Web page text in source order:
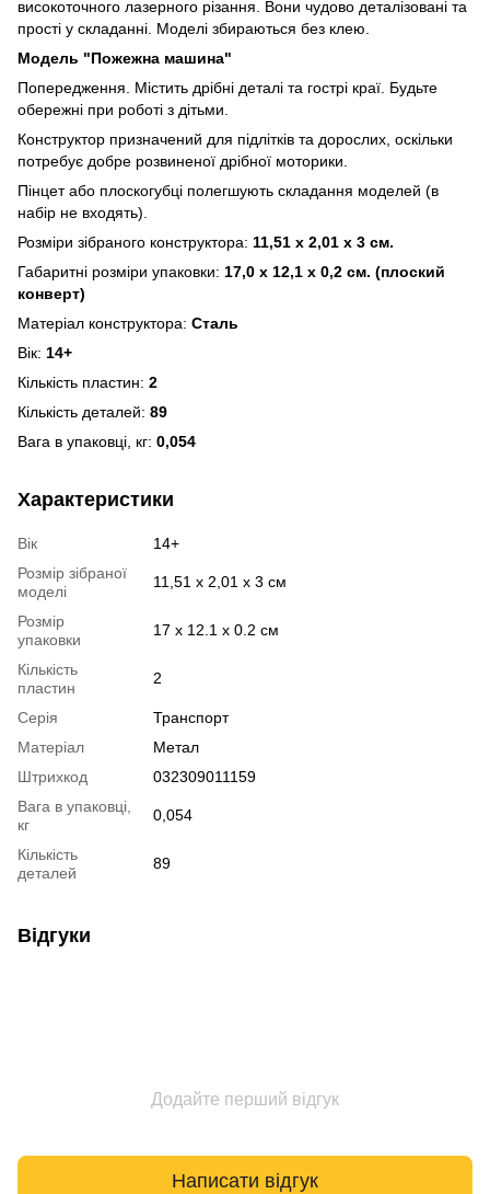
високоточного лазерного різання. Вони чудово деталізовані та
прості у складанні. Моделі збираються без клею.
Модель "Пожежна машина"
Попередження. Містить дрібні деталі та гострі краї. Будьте
обережні при роботі з дітьми.
Конструктор призначений для підлітків та дорослих, оскільки
потребує добре розвиненої дрібної моторики.
Пінцет або плоскогубці полегшують складання моделей (в
набір не входять).
Розміри зібраного конструктора: 11,51 х 2,01 х 3 см.
Габаритні розміри упаковки: 17,0 х 12,1 х 0,2 см. (плоский
конверт)
Матеріал конструктора: Сталь
Вік: 14+
Кількість пластин: 2
Кількість деталей: 89
Вага в упаковці, кг: 0,054
Характеристики
Вік
14+
Розмір зібраної
моделі
11,51 х 2,01 х 3 см
Розмір
упаковки
17 х 12.1 х 0.2 см
Кількість
пластин
2
Серія
Транспорт
Матеріал
Метал
Штрихкод
032309011159
Вага в упаковці,
кг
0,054
Кількість
деталей
89
Відгуки
Додайте перший відгук
Написати відгук